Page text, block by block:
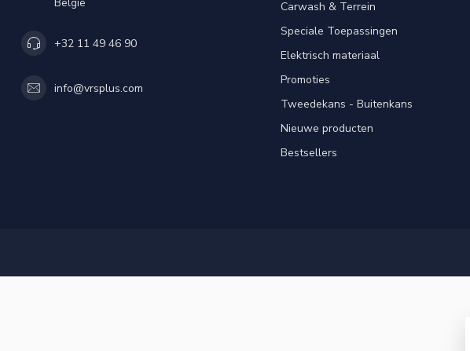
+32 11 49 46 90
info@vrsplus.com
Carwash & Terrein
Speciale Toepassingen
Elektrisch materiaal
Promoties
Tweedekans - Buitenkans
Nieuwe producten
Bestsellers